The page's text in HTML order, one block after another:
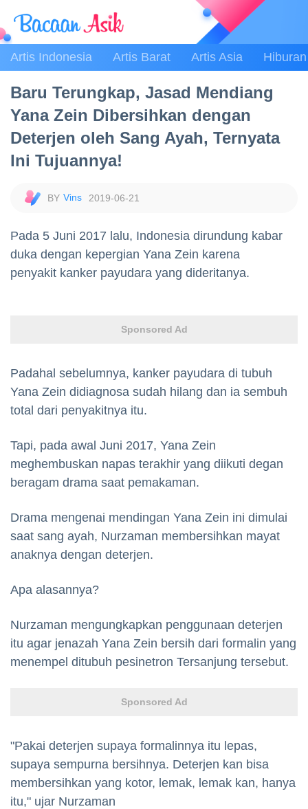
Artis Indonesia Artis Barat Artis Asia Hiburan
Baru Terungkap, Jasad Mendiang
Yana Zein Dibersihkan dengan
Deterjen oleh Sang Ayah, Ternyata
Ini Tujuannya!
Vins 2019-06-21
Pada 5 Juni 2017 lalu, Indonesia dirundung kabar
duka dengan kepergian Yana Zein karena
penyakit kanker payudara yang dideritanya.
Sponsored Ad
Padahal sebelumnya, kanker payudara di tubuh
Yana Zein didiagnosa sudah hilang dan ia sembuh
total dari penyakitnya itu.
Tapi, pada awal Juni 2017, Yana Zein
meghembuskan napas terakhir yang diikuti degan
beragam drama saat pemakaman.
Drama mengenai mendingan Yana Zein ini dimulai
saat sang ayah, Nurzaman membersihkan mayat
anaknya dengan deterjen.
Apa alasannya?
Nurzaman mengungkapkan penggunaan deterjen
itu agar jenazah Yana Zein bersih dari formalin yang
menempel ditubuh pesinetron Tersanjung tersebut.
Sponsored Ad
"Pakai deterjen supaya formalinnya itu lepas,
supaya sempurna bersihnya. Deterjen kan bisa
membersihkan yang kotor, lemak, lemak kan, hanya
itu," ujar Nurzaman